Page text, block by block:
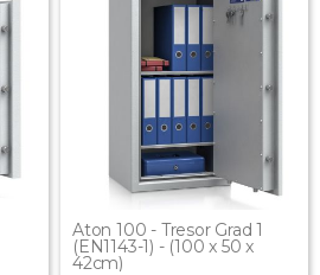
Aton 100 - Tresor Grad 1
(EN1143-1) - (100 x 50 x
42cm)